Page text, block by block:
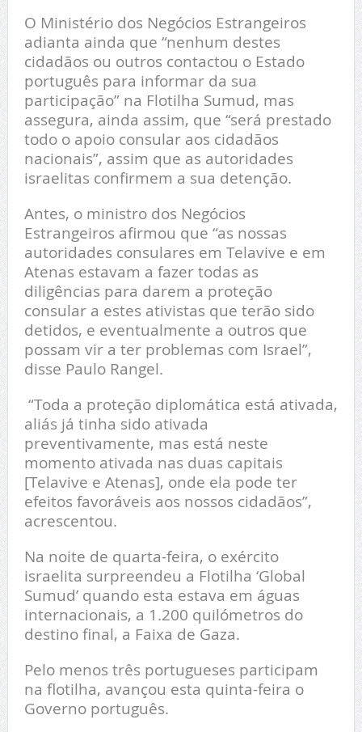
O Ministério dos Negócios Estrangeiros
adianta ainda que “nenhum destes
cidadãos ou outros contactou o Estado
português para informar da sua
participação” na Flotilha Sumud, mas
assegura, ainda assim, que “será prestado
todo o apoio consular aos cidadãos
nacionais”, assim que as autoridades
israelitas confirmem a sua detenção.
Antes, o ministro dos Negócios
Estrangeiros afirmou que “as nossas
autoridades consulares em Telavive e em
Atenas estavam a fazer todas as
diligências para darem a proteção
consular a estes ativistas que terão sido
detidos, e eventualmente a outros que
possam vir a ter problemas com Israel”,
disse Paulo Rangel.
“Toda a proteção diplomática está ativada,
aliás já tinha sido ativada
preventivamente, mas está neste
momento ativada nas duas capitais
[Telavive e Atenas], onde ela pode ter
efeitos favoráveis aos nossos cidadãos”,
acrescentou.
Na noite de quarta-feira, o exército
israelita surpreendeu a Flotilha ‘Global
Sumud’ quando esta estava em águas
internacionais, a 1.200 quilómetros do
destino final, a Faixa de Gaza.
Pelo menos três portugueses participam
na flotilha, avançou esta quinta-feira o
Governo português.